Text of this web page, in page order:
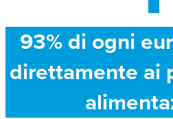
93% di ogni
direttamente ai